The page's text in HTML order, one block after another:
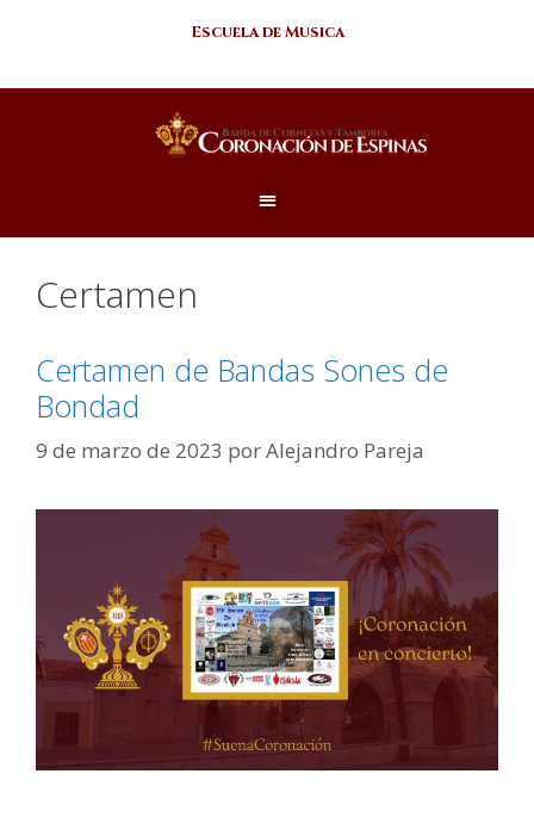
Escuela de Musica
Certamen
Certamen de Bandas Sones de
Bondad
9 de marzo de 2023 porAlejandro Pareja